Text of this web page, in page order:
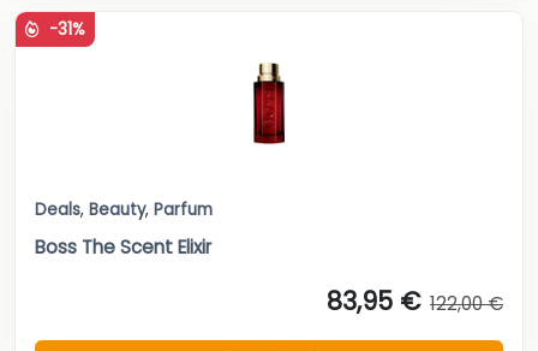
-31%
Deals, Beauty, Parfum
Boss The Scent Elixir
83,95 € 122,00 €